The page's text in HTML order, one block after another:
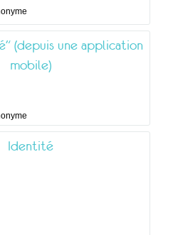
est anonyme
(depuis une application
mobile)
est anonyme
Identité